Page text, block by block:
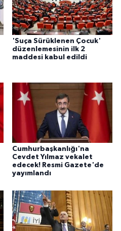
'Suça Sürüklenen Çocuk'
düzenlemesinin ilk 2
maddesi kabul edildi
Cumhurbaşkanlığı'na
Cevdet Yılmaz vekalet
edecek! Resmi Gazete'de
yayımlandı